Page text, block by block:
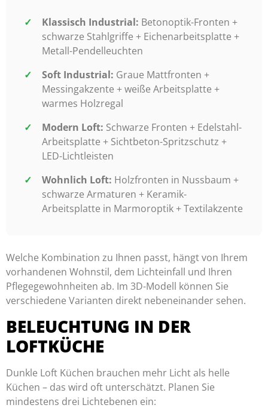
Klassisch Industrial: Betonoptik-Fronten +
schwarze Stahlgriffe + Eichenarbeitsplatte +
Metall-Pendelleuchten
Soft Industrial: Graue Mattfronten +
Messingakzente + weiße Arbeitsplatte +
warmes Holzregal
Modern Loft: Schwarze Fronten + Edelstahl-
Arbeitsplatte + Sichtbeton-Spritzschutz +
LED-Lichtleisten
Wohnlich Loft: Holzfronten in Nussbaum +
schwarze Armaturen + Keramik-
Arbeitsplatte in Marmoroptik + Textilakzente
Welche Kombination zu Ihnen passt, hängt von Ihrem
vorhandenen Wohnstil, dem Lichteinfall und Ihren
Pflegegewohnheiten ab. Im 3D-Modell können Sie
verschiedene Varianten direkt nebeneinander sehen.
BELEUCHTUNG IN DER
LOFTKÜCHE
Dunkle Loft Küchen brauchen mehr Licht als helle
Küchen – das wird oft unterschätzt. Planen Sie
mindestens drei Lichtebenen ein: